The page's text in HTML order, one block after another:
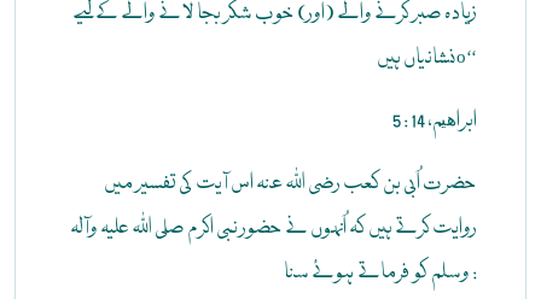
زیادہ صبر کرنے والے (اور) خوب شکر بجا لانے والے کے لیے
نشانیاں ہیںo‘‘
ابراهيم، 14 : 5
حضرت اُبی بن کعب رضی اللہ عنہ اس آیت کی تفسیر میں
روایت کرتے ہیں کہ اُنہوں نے حضور نبی اکرم صلی اللہ علیہ وآلہ
وسلم کو فرماتے ہوئے سنا :